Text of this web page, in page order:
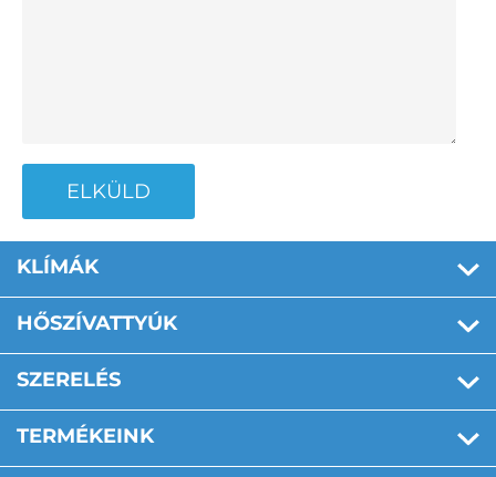
ELKÜLD
KLÍMÁK
HŐSZÍVATTYÚK
SZERELÉS
TERMÉKEINK